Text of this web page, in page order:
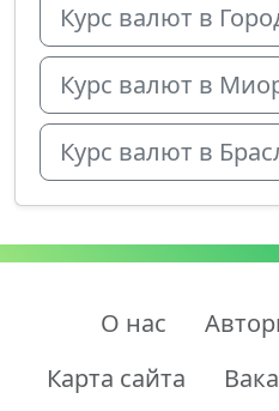
Курс валют в
Курс валют в
Курс валют в
О нас
Карта сайта